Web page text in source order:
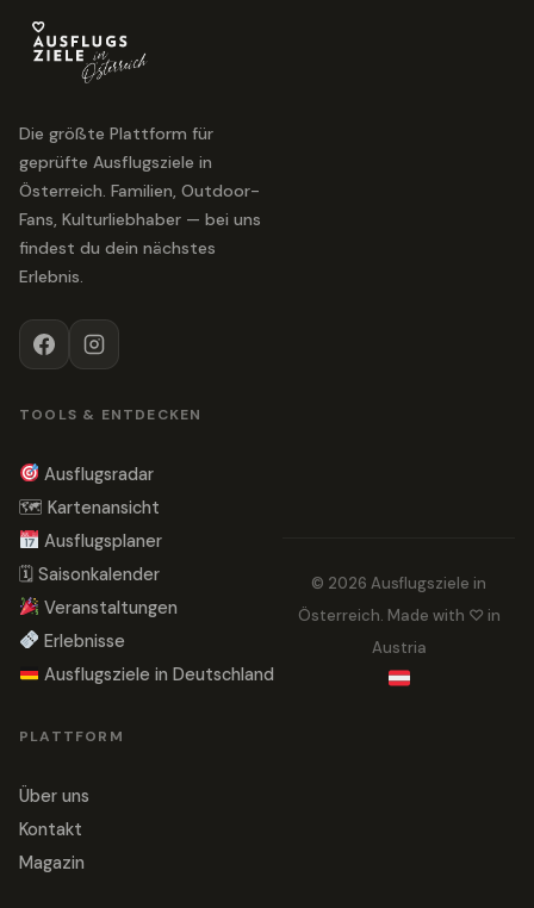
Die größte Plattform für
geprüfte Ausflugsziele in
Österreich. Familien, Outdoor-
Fans, Kulturliebhaber — bei uns
findest du dein nächstes
Erlebnis.
TOOLS & ENTDECKEN
Ausflugsradar
🗺 Kartenansicht
Ausflugsplaner
🗓 Saisonkalender
Veranstaltungen
Erlebnisse
Ausflugsziele in Deutschland
PLATTFORM
Über uns
Kontakt
Magazin
© 2026 Ausflugsziele in
Österreich. Made with ♡ in
Austria